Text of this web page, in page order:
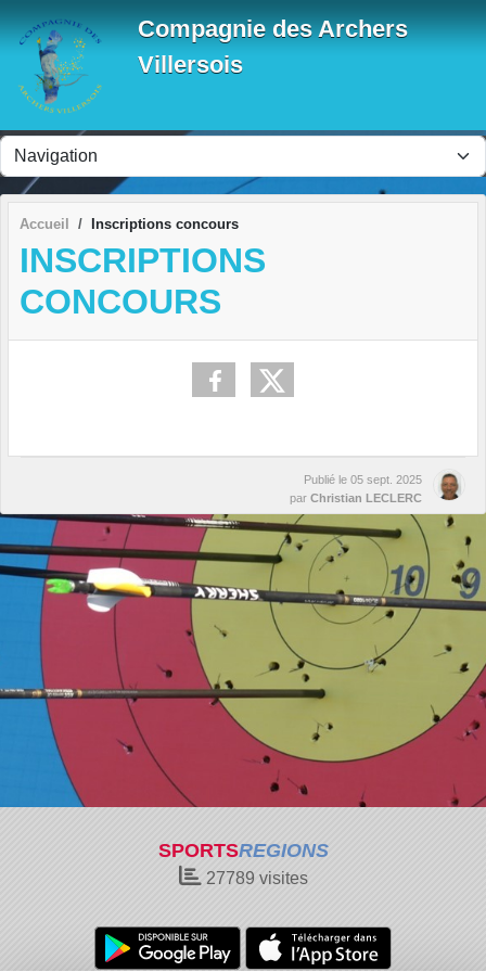
Compagnie des Archers
Villersois
Accueil Inscriptions concours
INSCRIPTIONS
CONCOURS
Publié le 05 sept. 2025
par Christian LECLERC
SPORTSREGIONS
27789 visites